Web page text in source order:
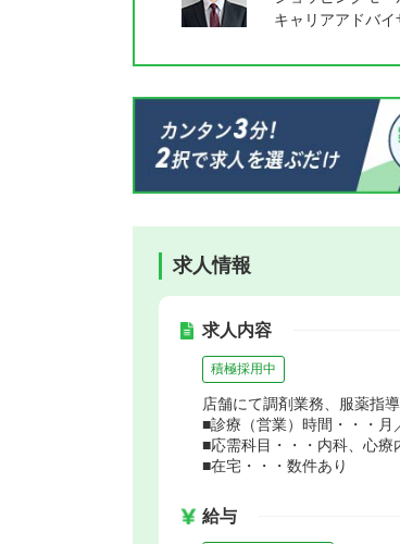
キャリアアドバ
求人情報
求人内容
積極採用中
店舗にて調剤業務、服薬指
■診療（営業）時間・・・
■応需科目・・・内科、心療
■在宅・・・数件あり
給与